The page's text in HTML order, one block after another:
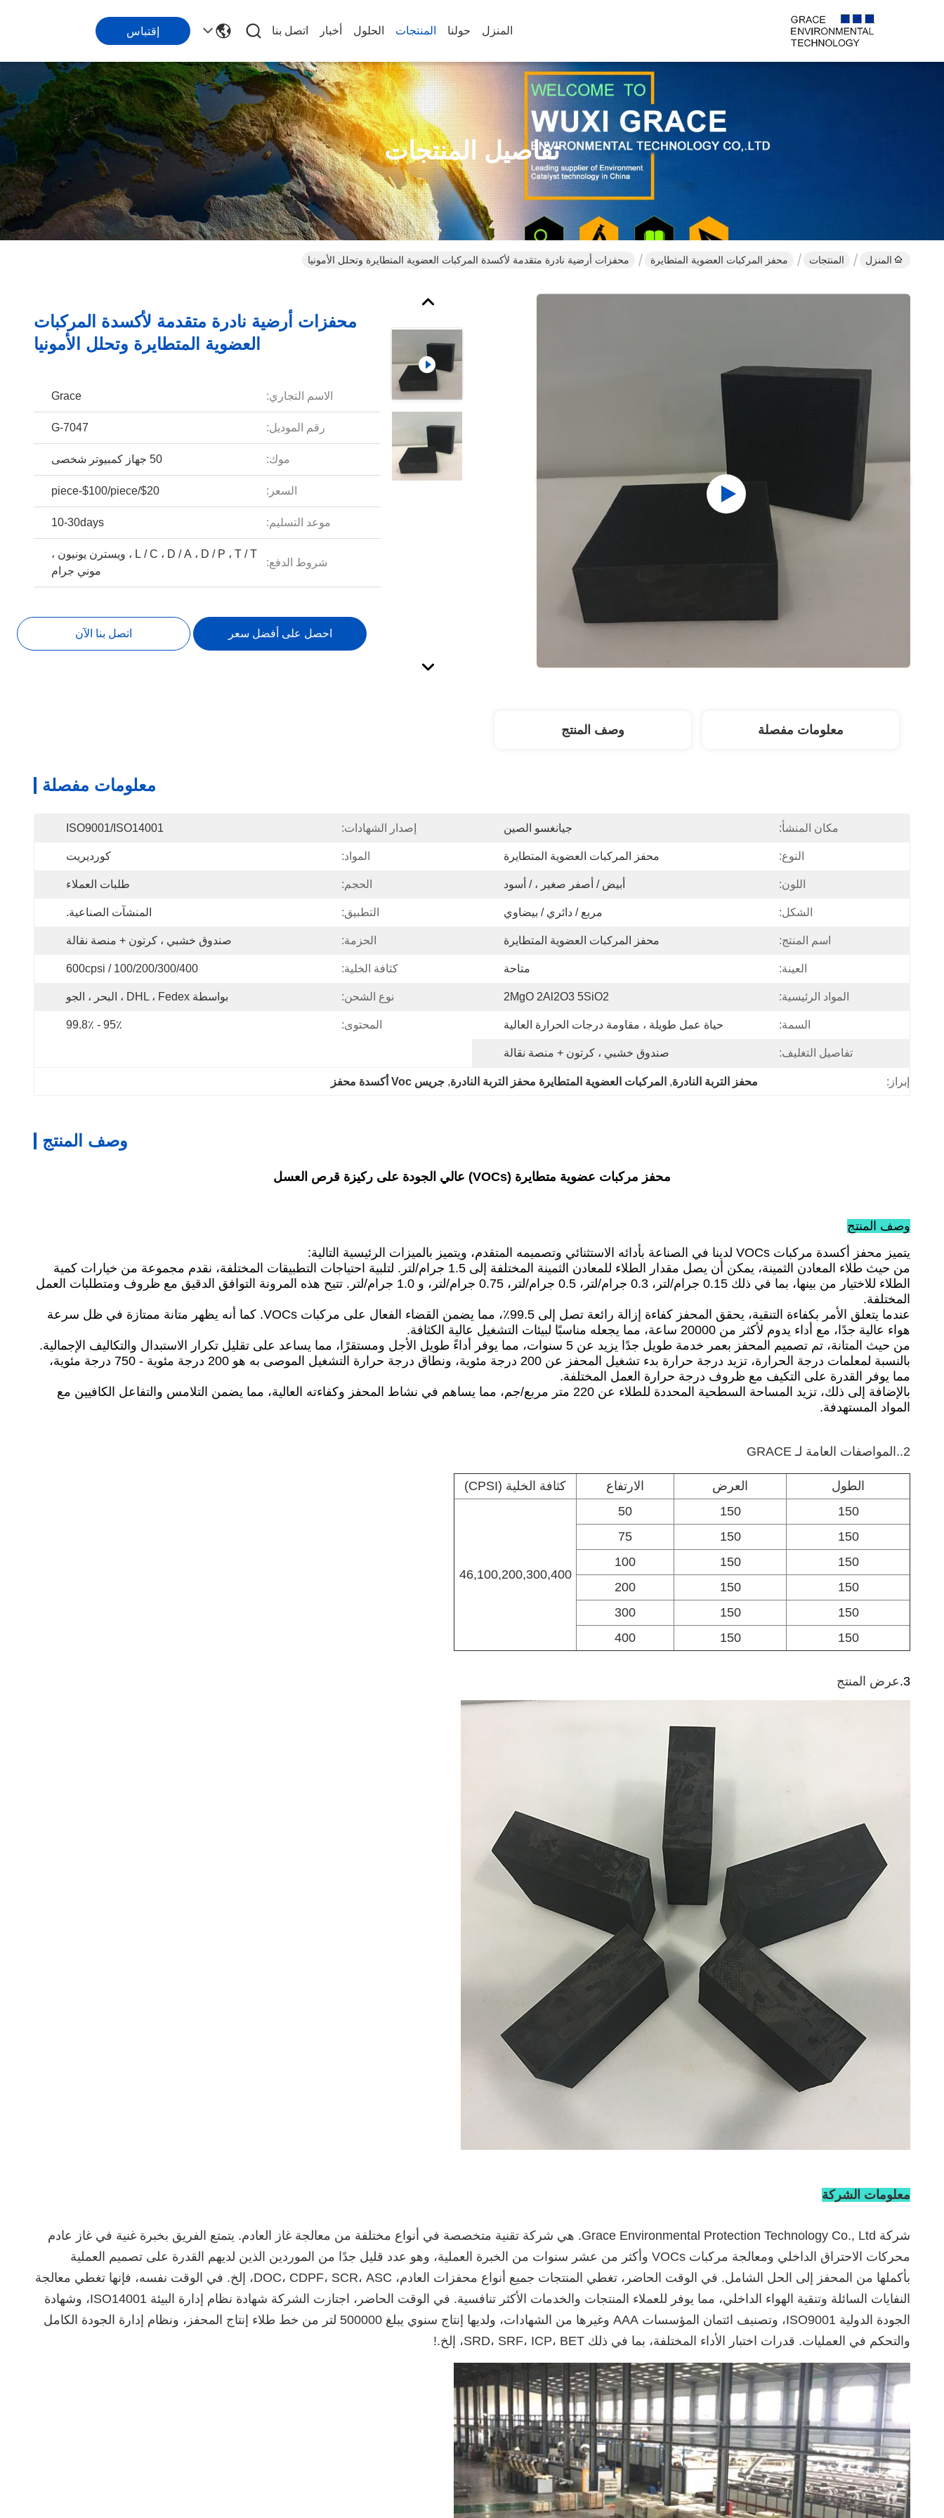
المنزل حولنا المنتجات الحلول أخبار اتصل بنا إقتباس
تفاصيل المنتجات
المنزل المنتجات محفز المركبات العضوية المتطايرة محفزات أرضية نادرة متقدمة لأكسدة المركبات العضوية المتطايرة وتحلل الأمونيا
محفزات أرضية نادرة متقدمة لأكسدة المركبات
العضوية المتطايرة وتحلل الأمونيا
الاسم التجاري: Grace
رقم الموديل: G-7047
موك: 50 جهاز كمبيوتر شخصى
السعر: $20/piece-$100/piece
موعد التسليم: 10-30days
شروط الدفع:
L / C ، D / A ، D / P ، T / T ، ويسترن يونيون ،
موني جرام
احصل على أفضل سعر اتصل بنا الآن
معلومات مفصلة وصف المنتج
معلومات مفصلة
مكان المنشأ: جيانغسو الصين إصدار الشهادات: ISO9001/ISO14001
النوع: محفز المركبات العضوية المتطايرة المواد: كورديريت
اللون: أبيض / أصفر صغير ، / أسود الحجم: طلبات العملاء
الشكل: مربع / دائري / بيضاوي التطبيق: المنشآت الصناعية.
اسم المنتج: محفز المركبات العضوية المتطايرة الحزمة: صندوق خشبي ، كرتون + منصة نقالة
العينة: متاحة كثافة الخلية: 100/200/300/400 / 600cpsi
المواد الرئيسية: 2MgO 2Al2O3 5SiO2 نوع الشحن: بواسطة DHL ، Fedex ، البحر ، الجو
السمة: حياة عمل طويلة ، مقاومة درجات الحرارة العالية المحتوى: 95٪ - 99.8٪
تفاصيل التغليف: صندوق خشبي ، كرتون + منصة نقالة
إبراز: محفز التربة النادرة, المركبات العضوية المتطايرة محفز التربة النادرة, جريس Voc أكسدة محفز
وصف المنتج
محفز مركبات عضوية متطايرة (VOCs) عالي الجودة على ركيزة قرص العسل
وصف المنتج
يتميز محفز أكسدة مركبات VOCs لدينا في الصناعة بأدائه الاستثنائي وتصميمه المتقدم، ويتميز بالميزات الرئيسية التالية:​
من حيث طلاء المعادن الثمينة، يمكن أن يصل مقدار الطلاء للمعادن الثمينة المختلفة إلى 1.5 جرام/لتر. لتلبية احتياجات التطبيقات المختلفة، نقدم مجموعة من خيارات كمية
الطلاء للاختيار من بينها، بما في ذلك 0.15 جرام/لتر، 0.3 جرام/لتر، 0.5 جرام/لتر، 0.75 جرام/لتر، و 1.0 جرام/لتر. تتيح هذه المرونة التوافق الدقيق مع ظروف ومتطلبات العمل
المختلفة.​
عندما يتعلق الأمر بكفاءة التنقية، يحقق المحفز كفاءة إزالة رائعة تصل إلى 99.5٪، مما يضمن القضاء الفعال على مركبات VOCs. كما أنه يظهر متانة ممتازة في ظل سرعة
هواء عالية جدًا، مع أداء يدوم لأكثر من 20000 ساعة، مما يجعله مناسبًا لبيئات التشغيل عالية الكثافة.​
من حيث المتانة، تم تصميم المحفز بعمر خدمة طويل جدًا يزيد عن 5 سنوات، مما يوفر أداءً طويل الأجل ومستقرًا، مما يساعد على تقليل تكرار الاستبدال والتكاليف الإجمالية.​
بالنسبة لمعلمات درجة الحرارة، تزيد درجة حرارة بدء تشغيل المحفز عن 200 درجة مئوية، ونطاق درجة حرارة التشغيل الموصى به هو 200 درجة مئوية - 750 درجة مئوية،
مما يوفر القدرة على التكيف مع ظروف درجة حرارة العمل المختلفة.​
بالإضافة إلى ذلك، تزيد المساحة السطحية المحددة للطلاء عن 220 متر مربع/جم، مما يساهم في نشاط المحفز وكفاءته العالية، مما يضمن التلامس والتفاعل الكافيين مع
المواد المستهدفة.
2.. المواصفات العامة لـ GRACE
الطول العرض الارتفاع
كثافة الخلية (CPSI)
150
150
50
46,100,200,300,400
150
150
75
150
150
100
150
150
200
150
150
300
150
150
400
3. عرض المنتج
معلومات الشركة
شركة Grace Environmental Protection Technology Co., Ltd. هي شركة تقنية متخصصة في أنواع مختلفة من معالجة غاز العادم. يتمتع الفريق بخبرة غنية في غاز عادم
محركات الاحتراق الداخلي ومعالجة مركبات VOCs وأكثر من عشر سنوات من الخبرة العملية، وهو عدد قليل جدًا من الموردين الذين لديهم القدرة على تصميم العملية
بأكملها من المحفز إلى الحل الشامل. في الوقت الحاضر، تغطي المنتجات جميع أنواع محفزات العادم، DOC، CDPF، SCR، ASC، إلخ. في الوقت نفسه، فإنها تغطي معالجة
النفايات السائلة وتنقية الهواء الداخلي، مما يوفر للعملاء المنتجات والخدمات الأكثر تنافسية. في الوقت الحاضر، اجتازت الشركة شهادة نظام إدارة البيئة ISO14001، وشهادة
الجودة الدولية ISO9001، وتصنيف ائتمان المؤسسات AAA وغيرها من الشهادات، ولديها إنتاج سنوي يبلغ 500000 لتر من خط طلاء إنتاج المحفز، ونظام إدارة الجودة الكامل
والتحكم في العمليات. قدرات اختبار الأداء المختلفة، بما في ذلك SRD، SRF، ICP، BET، إلخ.
!